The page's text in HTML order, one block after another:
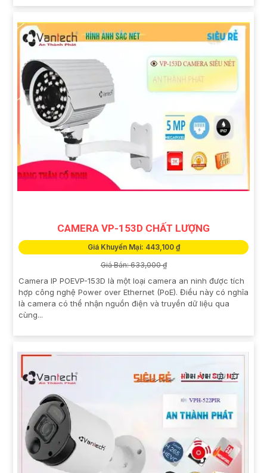
CAMERA VP-153D CHẤT LƯỢNG
Giá Khuyến Mại: 443,100 ₫
Giá Bán: 633,000 ₫
Camera IP POEVP-153D là một loại camera an ninh được tích
hợp công nghệ Power over Ethernet (PoE). Điều này có nghĩa
là camera có thể nhận nguồn điện và truyền dữ liệu qua
cùng...